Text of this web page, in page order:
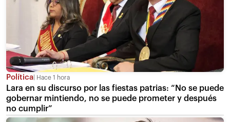
Política Hace 1 hora
Lara en su discurso por las fiestas patrias: “No se puede
gobernar mintiendo, no se puede prometer y después
no cumplir”